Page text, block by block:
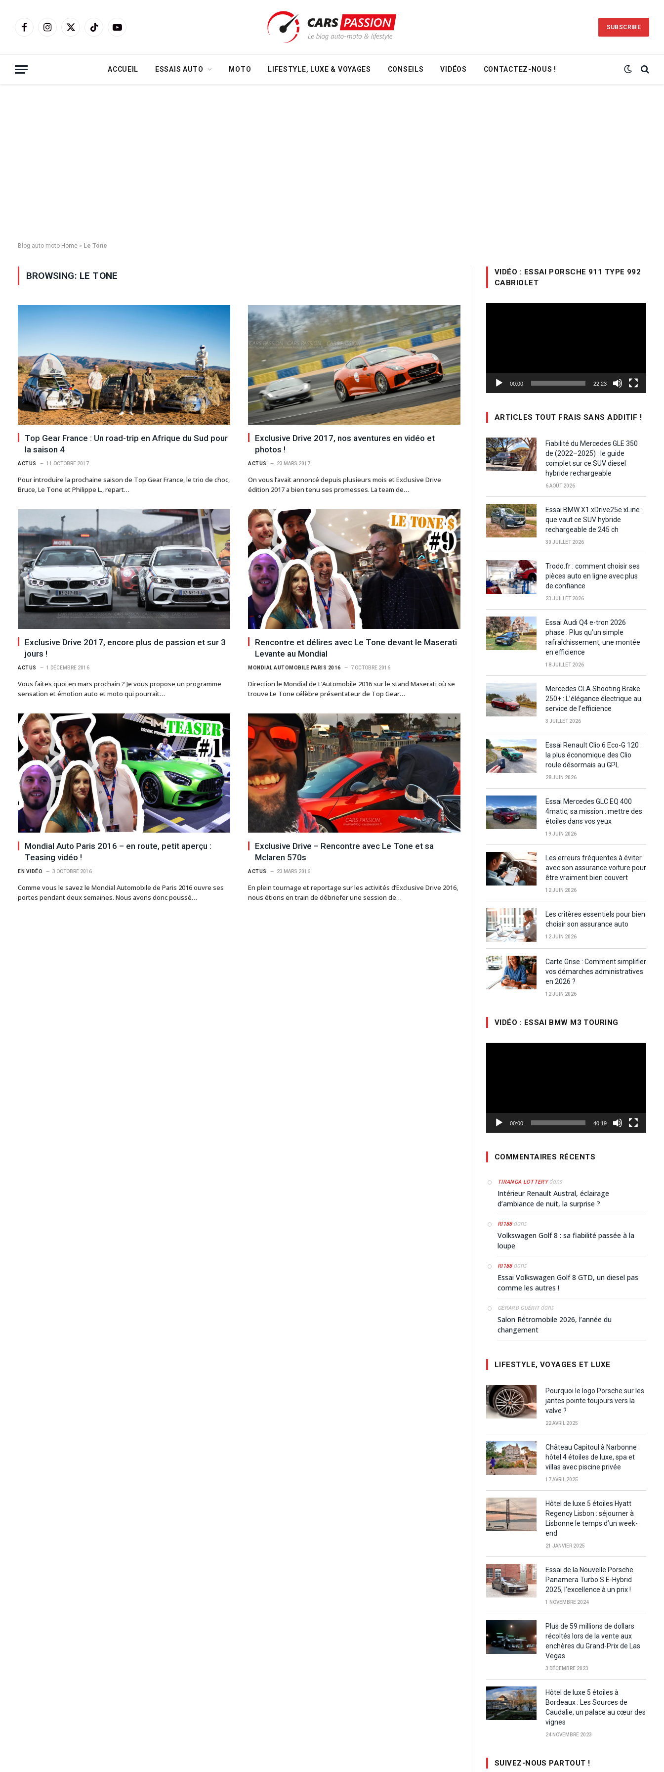
FacebookInstagram
X
TikTokYouTube SUBSCRIBE
ACCUEIL ESSAIS AUTO MOTO LIFESTYLE, LUXE & VOYAGES CONSEILS VIDÉOS CONTACTEZ-NOUS !
Blog auto-moto Home » Le Tone
BROWSING: LE TONE
Top Gear France : Un road-trip en Afrique du Sud pour
la saison 4
ACTUS 11 OCTOBRE 2017
Pour introduire la prochaine saison de Top Gear France, le trio de choc,
Bruce, Le Tone et Philippe L., repart…
Exclusive Drive 2017, nos aventures en vidéo et
photos !
ACTUS 23 MARS 2017
On vous l’avait annoncé depuis plusieurs mois et Exclusive Drive
édition 2017 a bien tenu ses promesses. La team de…
Exclusive Drive 2017, encore plus de passion et sur 3
jours !
ACTUS 1 DÉCEMBRE 2016
Vous faites quoi en mars prochain ? Je vous propose un programme
sensation et émotion auto et moto qui pourrait…
Rencontre et délires avec Le Tone devant le Maserati
Levante au Mondial
MONDIAL AUTOMOBILE PARIS 2016 7 OCTOBRE 2016
Direction le Mondial de L’Automobile 2016 sur le stand Maserati où se
trouve Le Tone célèbre présentateur de Top Gear…
Mondial Auto Paris 2016 – en route, petit aperçu :
Teasing vidéo !
EN VIDÉO 3 OCTOBRE 2016
Comme vous le savez le Mondial Automobile de Paris 2016 ouvre ses
portes pendant deux semaines. Nous avons donc poussé…
Exclusive Drive – Rencontre avec Le Tone et sa
Mclaren 570s
ACTUS 23 MARS 2016
En plein tournage et reportage sur les activités d’Exclusive Drive 2016,
nous étions en train de débriefer une session de…
VIDÉO : ESSAI PORSCHE 911 TYPE 992
CABRIOLET
00:00 22:23
ARTICLES TOUT FRAIS SANS ADDITIF !
Fiabilité du Mercedes GLE 350
de (2022–2025) : le guide
complet sur ce SUV diesel
hybride rechargeable
6 AOÛT 2026
Essai BMW X1 xDrive25e xLine :
que vaut ce SUV hybride
rechargeable de 245 ch
30 JUILLET 2026
Trodo.fr : comment choisir ses
pièces auto en ligne avec plus
de confiance
23 JUILLET 2026
Essai Audi Q4 e-tron 2026
phase : Plus qu’un simple
rafraîchissement, une montée
en efficience
18 JUILLET 2026
Mercedes CLA Shooting Brake
250+ : L’élégance électrique au
service de l’efficience
3 JUILLET 2026
Essai Renault Clio 6 Eco-G 120 :
la plus économique des Clio
roule désormais au GPL
28 JUIN 2026
Essai Mercedes GLC EQ 400
4matic, sa mission : mettre des
étoiles dans vos yeux
19 JUIN 2026
Les erreurs fréquentes à éviter
avec son assurance voiture pour
être vraiment bien couvert
12 JUIN 2026
Les critères essentiels pour bien
choisir son assurance auto
12 JUIN 2026
Carte Grise : Comment simplifier
vos démarches administratives
en 2026 ?
12 JUIN 2026
VIDÉO : ESSAI BMW M3 TOURING
00:00 40:19
COMMENTAIRES RÉCENTS
TIRANGA LOTTERYdans
Intérieur Renault Austral, éclairage
d’ambiance de nuit, la surprise ?
RI188dans
Volkswagen Golf 8 : sa fiabilité passée à la
loupe
RI188dans
Essai Volkswagen Golf 8 GTD, un diesel pas
comme les autres !
GÉRARD GUÉRITdans
Salon Rétromobile 2026, l’année du
changement
LIFESTYLE, VOYAGES ET LUXE
Pourquoi le logo Porsche sur les
jantes pointe toujours vers la
valve ?
22 AVRIL 2025
Château Capitoul à Narbonne :
hôtel 4 étoiles de luxe, spa et
villas avec piscine privée
17 AVRIL 2025
Hôtel de luxe 5 étoiles Hyatt
Regency Lisbon : séjourner à
Lisbonne le temps d’un week-
end
21 JANVIER 2025
Essai de la Nouvelle Porsche
Panamera Turbo S E-Hybrid
2025, l’excellence à un prix !
1 NOVEMBRE 2024
Plus de 59 millions de dollars
récoltés lors de la vente aux
enchères du Grand-Prix de Las
Vegas
3 DÉCEMBRE 2023
Hôtel de luxe 5 étoiles à
Bordeaux : Les Sources de
Caudalie, un palace au cœur des
vignes
24 NOVEMBRE 2023
SUIVEZ-NOUS PARTOUT !